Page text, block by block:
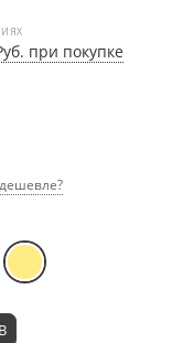
при покупке